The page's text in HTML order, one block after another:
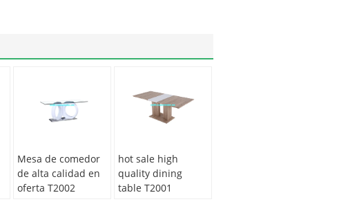
Mesa de comedor
de alta calidad en
oferta T2002
hot sale high
quality dining
table T2001